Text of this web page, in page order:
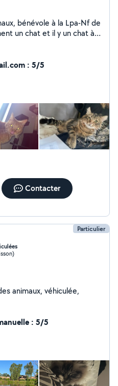
bénévole à la Lpa-Nf de
un chat et il y un chat à
ou de garder votre
également de nombreux
disponible pour du
: 5/5
Contacter
Particulier
animaux, véhiculée,
: 5/5